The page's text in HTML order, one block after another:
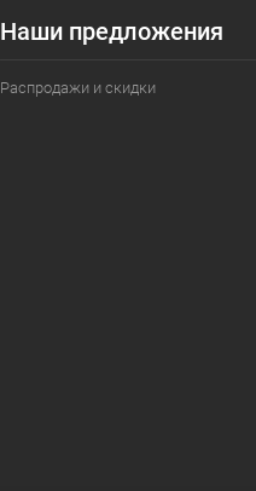
Наши предложения
Распродажи и скидки